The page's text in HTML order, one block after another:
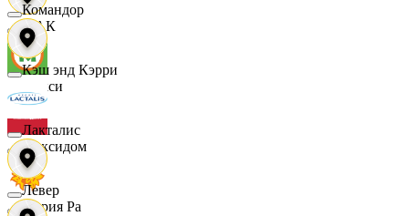
МАК
Макси
Максидом
Мария Ра
Командор
Кэш энд Кэрри
Лакталис
Левер